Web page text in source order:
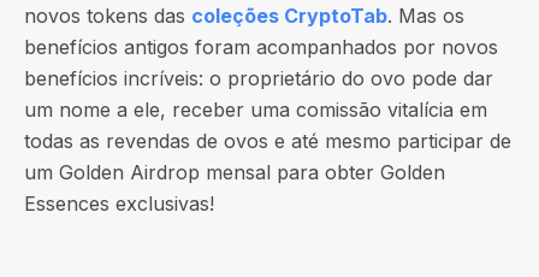
novos tokens das coleções CryptoTab. Mas os
benefícios antigos foram acompanhados por novos
benefícios incríveis: o proprietário do ovo pode dar
um nome a ele, receber uma comissão vitalícia em
todas as revendas de ovos e até mesmo participar de
um Golden Airdrop mensal para obter Golden
Essences exclusivas!